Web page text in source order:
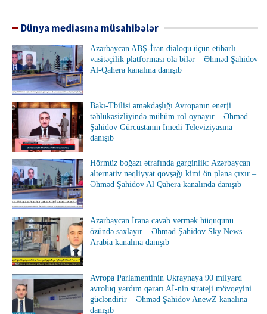
Dünya mediasına müsahibələr
Azərbaycan ABŞ-İran dialoqu üçün etibarlı
vasitəçilik platforması ola bilər – Əhməd Şahidov
Al-Qahera kanalına danışıb
Bakı-Tbilisi əməkdaşlığı Avropanın enerji
təhlükəsizliyində mühüm rol oynayır – Əhməd
Şahidov Gürcüstanın İmedi Televiziyasına
danışıb
Hörmüz boğazı ətrafında gərginlik: Azərbaycan
alternativ nəqliyyat qovşağı kimi ön plana çıxır –
Əhməd Şahidov Al Qahera kanalında danışıb
Azərbaycan İrana cavab vermək hüququnu
özündə saxlayır – Əhməd Şahidov Sky News
Arabia kanalına danışıb
Avropa Parlamentinin Ukraynaya 90 milyard
avroluq yardım qərarı Aİ-nin strateji mövqeyini
gücləndirir – Əhməd Şahidov AnewZ kanalına
danışıb